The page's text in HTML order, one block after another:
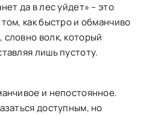
да в лес уйдет» – это
как быстро и обманчиво
словно волк, который
лишь пустоту.
и непостоянное.
доступным, но